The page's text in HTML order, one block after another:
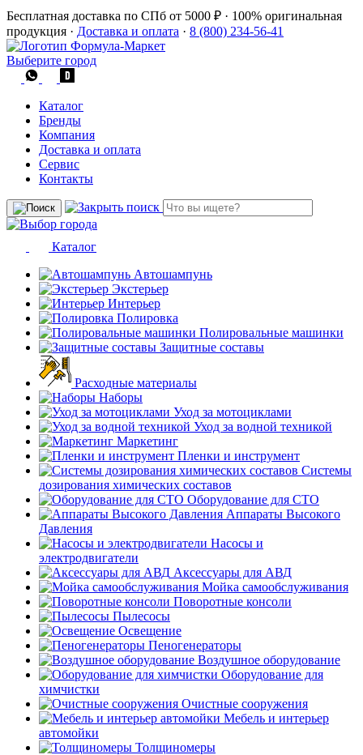
Бесплатная доставка по СПб от 5000 ₽ · 100% оригинальная
продукция · Доставка и оплата · 8 (800) 234-56-41
Выберите город
Каталог
Бренды
Компания
Доставка и оплата
Сервис
Контакты
Каталог
Автошампунь
Экстерьер
Интерьер
Полировка
Полировальные машинки
Защитные составы
Расходные материалы
Наборы
Уход за мотоциклами
Уход за водной техникой
Маркетинг
Пленки и инструмент
Системы
дозирования химических составов
Оборудование для СТО
Аппараты Высокого
Давления
Насосы и
электродвигатели
Аксессуары для АВД
Мойка самообслуживания
Поворотные консоли
Пылесосы
Освещение
Пеногенераторы
Воздушное оборудование
Оборудование для
химчистки
Очистные сооружения
Мебель и интерьер
автомойки
Толщиномеры